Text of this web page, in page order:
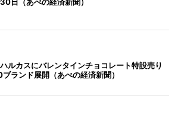
ルカスにバレンタインチョコレート特設売り
ランド展開（あべの経済新聞）